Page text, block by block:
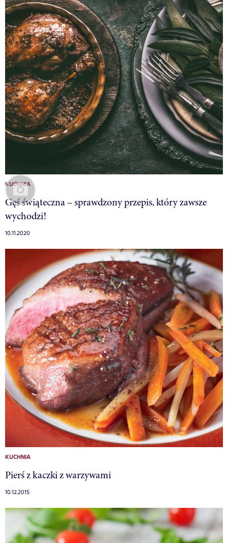
KUCHNIA
Gęś świąteczna – sprawdzony przepis, który zawsze
wychodzi!
10.11.2020
KUCHNIA
Pierś z kaczki z warzywami
10.12.2015